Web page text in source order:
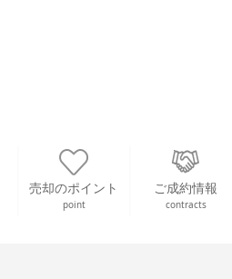
売却のポイント
point
ご成約情報
contracts